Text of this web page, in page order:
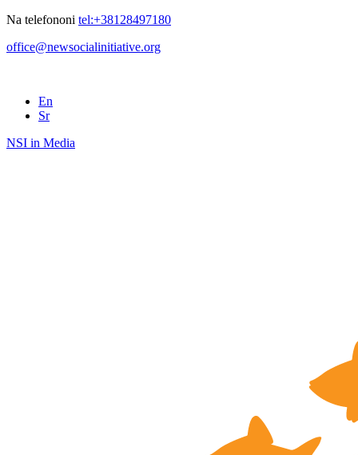
Na telefononi tel:+38128497180
office@newsocialinitiative.org
En
Sr
NSI in Media